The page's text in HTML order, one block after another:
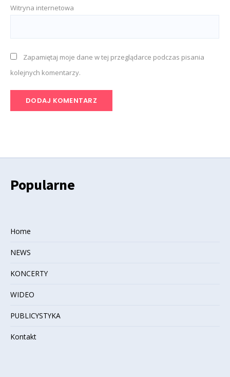
Witryna internetowa
Zapamiętaj moje dane w tej przeglądarce podczas pisania
kolejnych komentarzy.
Popularne
Home
NEWS
KONCERTY
WIDEO
PUBLICYSTYKA
Kontakt